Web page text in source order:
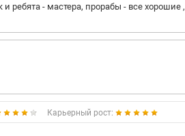
ребята - мастера, прорабы - все хорошие ,
Карьерный рост: